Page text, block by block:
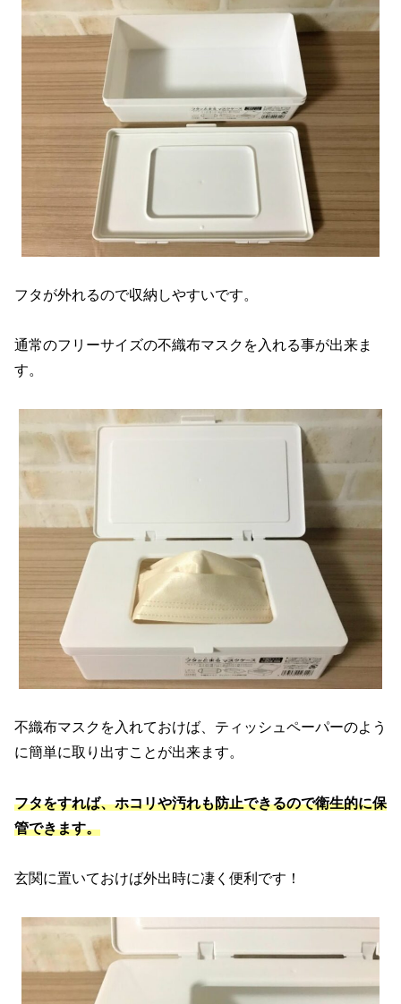
フタが外れるので収納しやすいです。
通常のフリーサイズの不織布マスクを入れる事が出来ま
す。
不織布マスクを入れておけば、ティッシュペーパーのよう
に簡単に取り出すことが出来ます。
フタをすれば、ホコリや汚れも防止できるので衛生的に保
管できます。
玄関に置いておけば外出時に凄く便利です！